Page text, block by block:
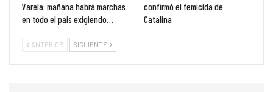
Varela: mañana habrá marchas
en todo el pais exigiendo…
confirmó el femicida de
Catalina
ANTERIOR SIGUIENTE